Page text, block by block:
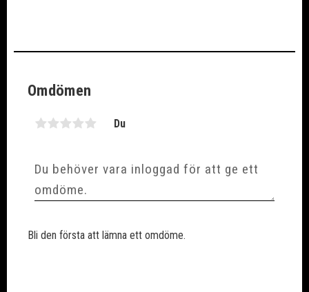
Omdömen
Du
Bli den första att lämna ett omdöme.